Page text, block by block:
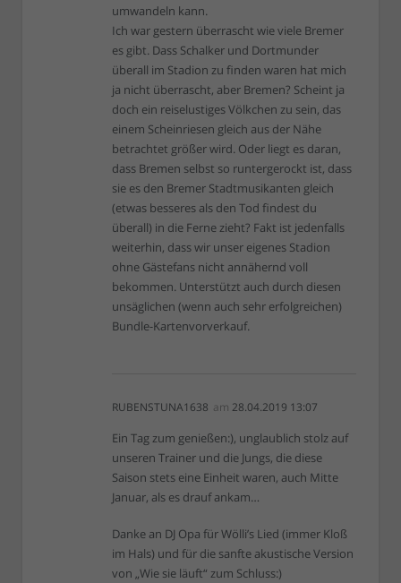
umwandeln kann.
Ich war gestern überrascht wie viele Bremer
es gibt. Dass Schalker und Dortmunder
überall im Stadion zu finden waren hat mich
ja nicht überrascht, aber Bremen? Scheint ja
doch ein reiselustiges Völkchen zu sein, das
einem Scheinriesen gleich aus der Nähe
betrachtet größer wird. Oder liegt es daran,
dass Bremen selbst so runtergerockt ist, dass
sie es den Bremer Stadtmusikanten gleich
(etwas besseres als den Tod findest du
überall) in die Ferne zieht? Fakt ist jedenfalls
weiterhin, dass wir unser eigenes Stadion
ohne Gästefans nicht annähernd voll
bekommen. Unterstützt auch durch diesen
unsäglichen (wenn auch sehr erfolgreichen)
Bundle-Kartenvorverkauf.
RUBENSTUNA1638 am 28.04.2019 13:07
Ein Tag zum genießen:), unglaublich stolz auf
unseren Trainer und die Jungs, die diese
Saison stets eine Einheit waren, auch Mitte
Januar, als es drauf ankam…
Danke an DJ Opa für Wölli’s Lied (immer Kloß
im Hals) und für die sanfte akustische Version
von „Wie sie läuft“ zum Schluss:)